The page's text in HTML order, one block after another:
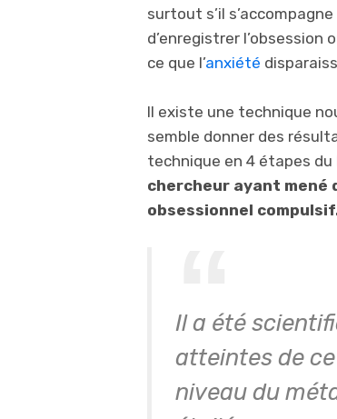
surtout s’il
d’enregistrer l’obsession
ce que l’anxiété
Il existe une technique
semble donner des
technique en 4 étapes du
chercheur ayant
obsessionnel
Il a été
atteintes de
niveau du